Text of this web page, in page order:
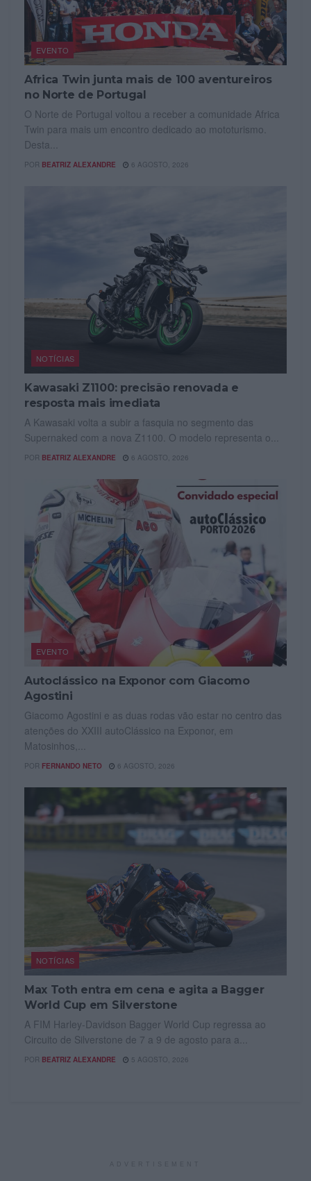
EVENTO
Africa Twin junta mais de 100 aventureiros
no Norte de Portugal
O Norte de Portugal voltou a receber a comunidade Africa
Twin para mais um encontro dedicado ao mototurismo.
Desta...
POR BEATRIZ ALEXANDRE 6 AGOSTO, 2026
NOTÍCIAS
Kawasaki Z1100: precisão renovada e
resposta mais imediata
A Kawasaki volta a subir a fasquia no segmento das
Supernaked com a nova Z1100. O modelo representa o...
POR BEATRIZ ALEXANDRE 6 AGOSTO, 2026
EVENTO
Autoclássico na Exponor com Giacomo
Agostini
Giacomo Agostini e as duas rodas vão estar no centro das
atenções do XXIII autoClássico na Exponor, em
Matosinhos,...
POR FERNANDO NETO 6 AGOSTO, 2026
NOTÍCIAS
Max Toth entra em cena e agita a Bagger
World Cup em Silverstone
A FIM Harley-Davidson Bagger World Cup regressa ao
Circuito de Silverstone de 7 a 9 de agosto para a...
POR BEATRIZ ALEXANDRE 5 AGOSTO, 2026